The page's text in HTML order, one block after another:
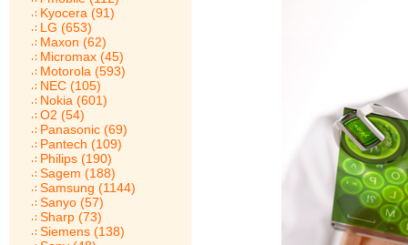
Kyocera (91)
LG (653)
Maxon (62)
Micromax (45)
Motorola (593)
NEC (105)
Nokia (601)
O2 (54)
Panasonic (69)
Pantech (109)
Philips (190)
Sagem (188)
Samsung (1144)
Sanyo (57)
Sharp (73)
Siemens (138)